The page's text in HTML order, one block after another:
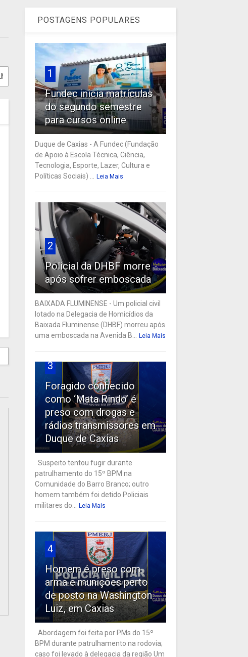
POSTAGENS POPULARES
1
Fundec inicia matrículas
do segundo semestre
para cursos online
Duque de Caxias - A Fundec (Fundação
de Apoio à Escola Técnica, Ciência,
Tecnologia, Esporte, Lazer, Cultura e
Políticas Sociais) ...
Leia Mais
2
Policial da DHBF morre
após sofrer emboscada
BAIXADA FLUMINENSE - Um policial civil
lotado na Delegacia de Homicídios da
Baixada Fluminense (DHBF) morreu após
uma emboscada na Avenida B...
Leia Mais
3
Foragido conhecido
como ‘Mata Rindo’ é
preso com drogas e
rádios transmissores em
Duque de Caxias
Suspeito tentou fugir durante
patrulhamento do 15º BPM na
Comunidade do Barro Branco; outro
homem também foi detido Policiais
militares do...
Leia Mais
4
Homem é preso com
arma e munições perto
de posto na Washington
Luiz, em Caxias
Abordagem foi feita por PMs do 15º
BPM durante patrulhamento na rodovia;
caso foi levado à delegacia da região Um